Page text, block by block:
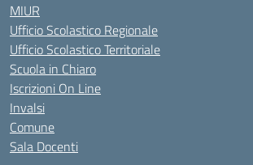
MIUR
Ufficio Scolastico Regionale
Ufficio Scolastico Territoriale
Scuola in Chiaro
Iscrizioni On Line
Invalsi
Comune
Sala Docenti